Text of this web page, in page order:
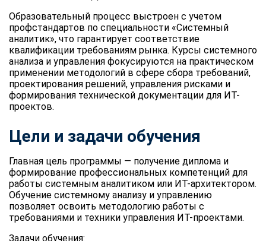
Образовательный процесс выстроен с учетом
профстандартов по специальности «Системный
аналитик», что гарантирует соответствие
квалификации требованиям рынка. Курсы системного
анализа и управления фокусируются на практическом
применении методологий в сфере сбора требований,
проектирования решений, управления рисками и
формирования технической документации для ИТ-
проектов.
Цели и задачи обучения
Главная цель программы — получение диплома и
формирование профессиональных компетенций для
работы системным аналитиком или ИТ-архитектором.
Обучение системному анализу и управлению
позволяет освоить методологию работы с
требованиями и техники управления ИТ-проектами.
Задачи обучения: